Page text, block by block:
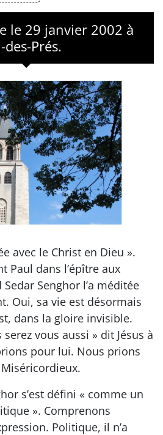
le 29 janvier 2002 à
Prés.
avec le Christ en Dieu ».
Paul dans l’épître aux
Senghor l’a méditée
Oui, sa vie est désormais
dans la gloire invisible.
vous aussi » dit Jésus à
pour lui. Nous prions
s’est défini « comme un
». Comprenons
Politique, il n’a